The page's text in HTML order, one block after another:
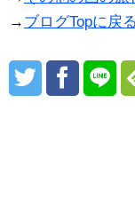
→ ブログTopに戻る